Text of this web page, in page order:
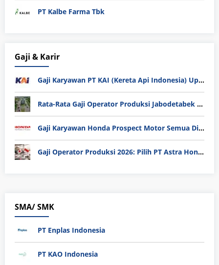
PT Kalbe Farma Tbk
Gaji & Karir
Gaji Karyawan PT KAI (Kereta Api Indonesia) Update 2025
Rata-Rata Gaji Operator Produksi Jabodetabek 2025: Bedah Tuntas UMK, Lemburan, dan Realita Hidup Buruh
Gaji Karyawan Honda Prospect Motor Semua Divisi
Gaji Operator Produksi 2026: Pilih PT Astra Honda Motor (AHM) atau Manufaktur di Jepang?
SMA/ SMK
PT Enplas Indonesia
PT KAO Indonesia